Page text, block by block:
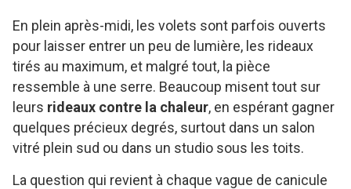
En plein après-midi, les volets sont parfois ouverts
pour laisser entrer un peu de lumière, les rideaux
tirés au maximum, et malgré tout, la pièce
ressemble à une serre. Beaucoup misent tout sur
leurs rideaux contre la chaleur, en espérant gagner
quelques précieux degrés, surtout dans un salon
vitré plein sud ou dans un studio sous les toits.
La question qui revient à chaque vague de canicule